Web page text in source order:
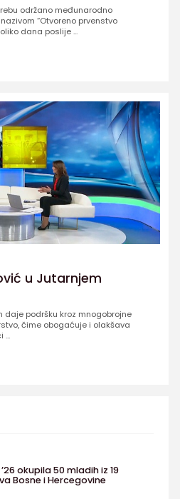
održano međunarodno
“Otvoreno prvenstvo
dana poslije ...
u Jutarnjem
daje podršku kroz mnogobrojne
čime obogaćuje i olakšava
...
’26 okupila 50 mladih iz 19
Bosne i Hercegovine